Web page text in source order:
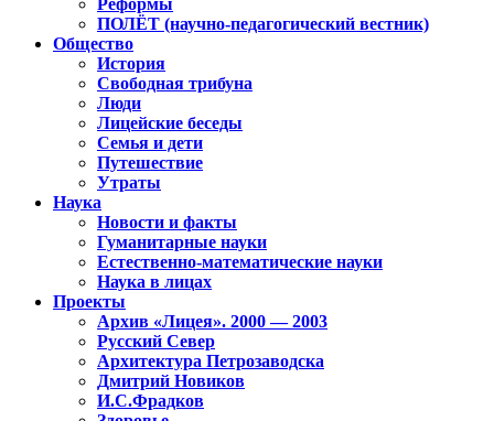
Реформы
ПОЛЁТ (научно-педагогический вестник)
Общество
История
Свободная трибуна
Люди
Лицейские беседы
Семья и дети
Путешествие
Утраты
Наука
Новости и факты
Гуманитарные науки
Естественно-математические науки
Наука в лицах
Проекты
Архив «Лицея». 2000 — 2003
Русский Север
Архитектура Петрозаводска
Дмитрий Новиков
И.С.Фрадков